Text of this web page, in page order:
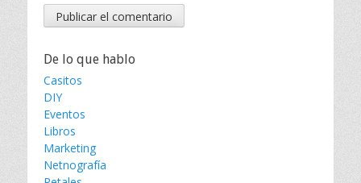
De lo que hablo
Casitos
DIY
Eventos
Libros
Marketing
Netnografía